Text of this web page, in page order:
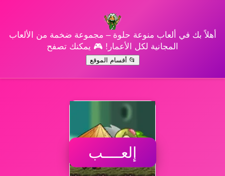
أهلاً بك في ألعاب منوعة حلوة – مجموعة ضخمة من الألعاب
المجانية لكل الأعمار! 🎮 يمكنك تصفح
📂 أقسام الموقع
إلعــــب